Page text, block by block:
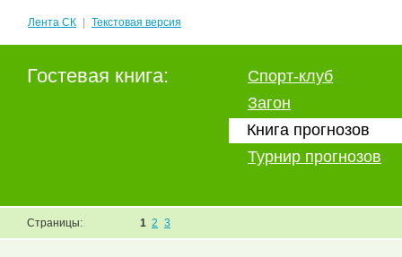
Лента СК Текстовая версия
Гостевая книга:
Спорт-клуб
Загон
Книга прогнозов
Турнир прогнозов
Страницы: 1 2 3